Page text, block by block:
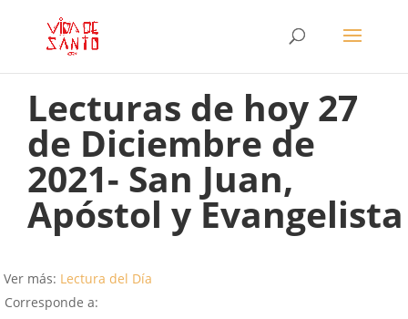
Lecturas de hoy 27
de Diciembre de
2021- San Juan,
Apóstol y Evangelista
Ver más: Lectura del Día
Corresponde a: